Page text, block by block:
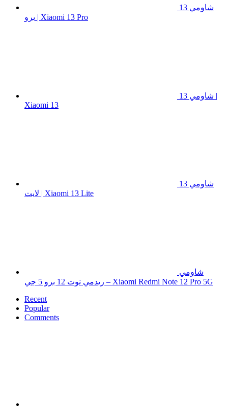
شاومي 13
برو | Xiaomi 13 Pro
شاومي 13 |
Xiaomi 13
شاومي 13
لايت | Xiaomi 13 Lite
شاومي
ريدمي نوت 12 برو 5 جي – Xiaomi Redmi Note 12 Pro 5G
Recent
Popular
Comments